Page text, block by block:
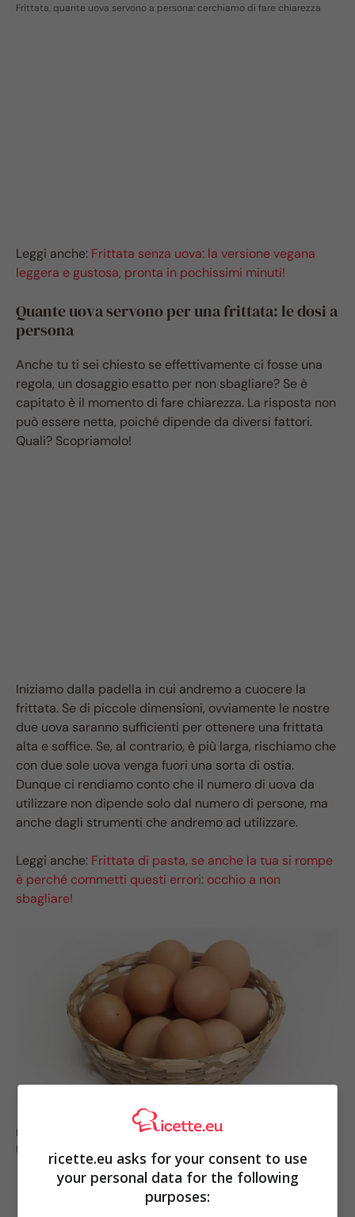
Frittata, quante uova servono a persona: cerchiamo di fare chiarezza
Leggi anche: Frittata senza uova: la versione vegana
leggera e gustosa, pronta in pochissimi minuti!
Quante uova servono per una frittata: le dosi a
persona
Anche tu ti sei chiesto se effettivamente ci fosse una
regola, un dosaggio esatto per non sbagliare? Se è
capitato è il momento di fare chiarezza. La risposta non
può essere netta, poiché dipende da diversi fattori.
Quali? Scopriamolo!
Iniziamo dalla padella in cui andremo a cuocere la
frittata. Se di piccole dimensioni, ovviamente le nostre
due uova saranno sufficienti per ottenere una frittata
alta e soffice. Se, al contrario, è più larga, rischiamo che
con due sole uova venga fuori una sorta di ostia.
Dunque ci rendiamo conto che il numero di uova da
utilizzare non dipende solo dal numero di persone, ma
anche dagli strumenti che andremo ad utilizzare.
Leggi anche: Frittata di pasta, se anche la tua si rompe
è perché commetti questi errori: occhio a non
sbagliare!
Non solo il numero di uova: sono molti i fattori da tenere presente (fonte
pixabey)
ricette.eu asks for your consent to use
your personal data for the following
purposes: